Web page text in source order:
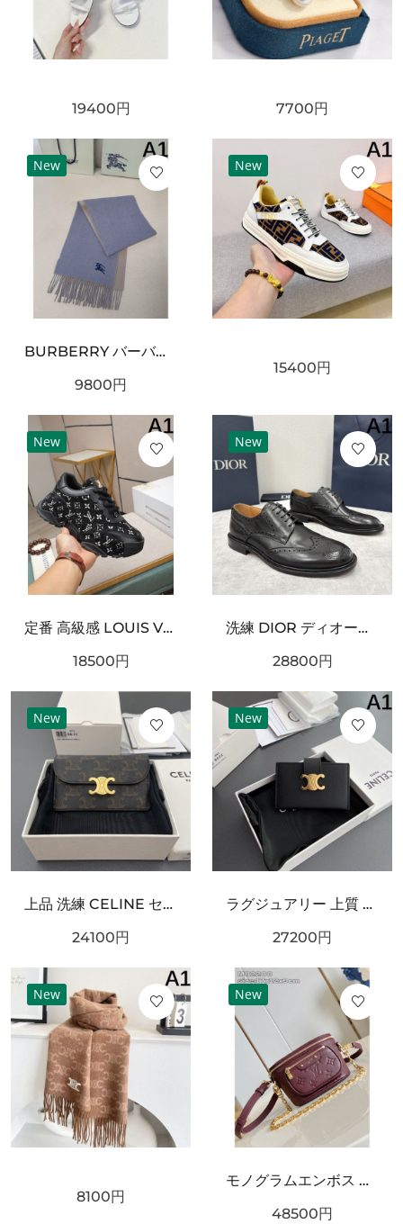
19400円 7700円
New
BURBERRY バーバリー コピー マフラー ライトブルー×グレー配色 ワンポイント騎士刺繍 フリンジ仕上げ 柔らかウール素材 上品な印象
9800円
New
15400円
New
定番 高級感 LOUIS VUITTON ルイヴィトン コピー スニーカー 上品 洗練
18500円
New
洗練 DIOR ディオール コピー ダービーシューズ ブラックレザー 光沢仕上げ 編み上げデザイン ボリュームソール 防滑仕様 フォーマルカジュアル兼用
28800円
New
上品 洗練 CELINE セリーヌ コピー カードケース 高級感 エレガント
24100円
New
ラグジュアリー 上質 CELINE セリーヌ コピー カードケース モダン 端正
27200円
New
8100円
New
モノグラムエンボス ミニショルダーバッグ 人気商品 LOUIS VUITTON ルイヴィトン コピー バッグ チェーン付き コンパクトサイズ
48500円